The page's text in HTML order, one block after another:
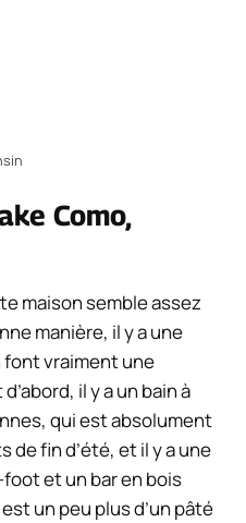
Como,
maison semble assez
manière, il y a une
font vraiment une
il y a un bain à
qui est absolument
de fin d’été, et il y a une
et un bar en bois
un peu plus d’un pâté